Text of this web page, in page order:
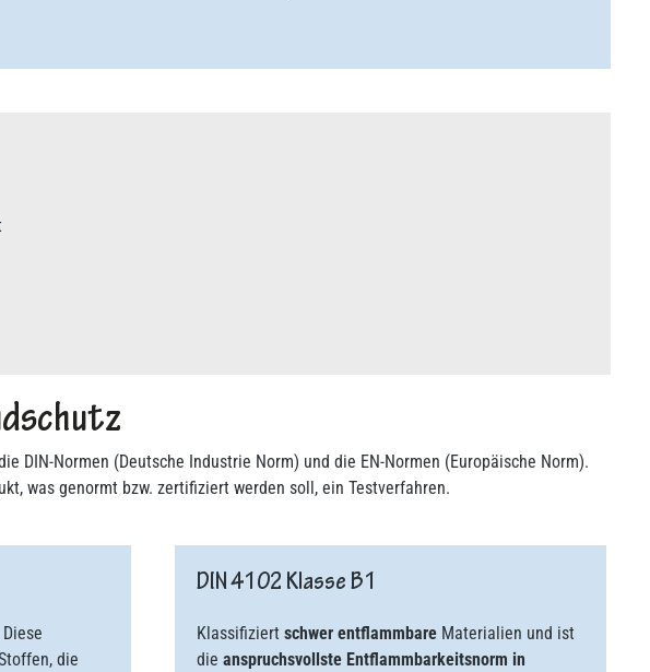
DIN-Normen (Deutsche Industrie Norm) und die EN-Normen (Europäische Norm).
was genormt bzw. zertifiziert werden soll, ein Testverfahren.
die
DIN 4102 Klasse B1
Klassifiziertschwer entflammbare Materialien und ist
dieanspruchsvollste Entflammbarkeitsnorm in